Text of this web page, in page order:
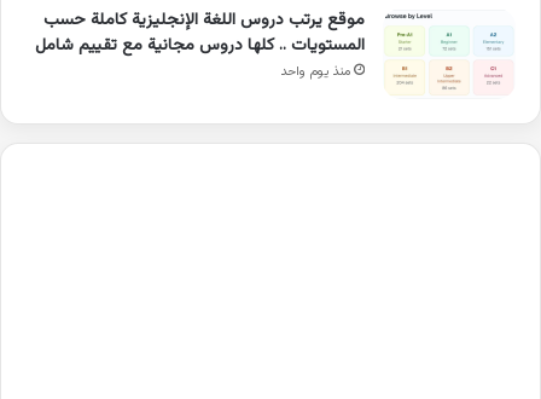
موقع يرتب دروس اللغة الإنجليزية كاملة حسب
المستويات .. كلها دروس مجانية مع تقييم شامل
منذ يوم واحد